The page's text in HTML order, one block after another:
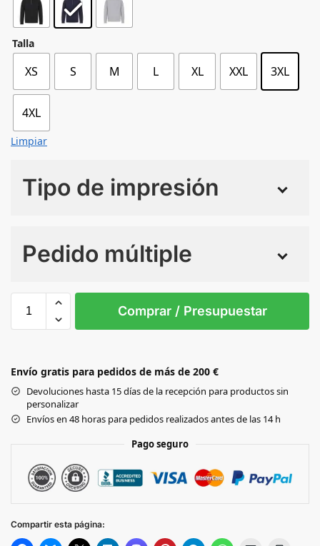
Talla
XS S M L XL XXL 3XL
4XL
Limpiar
Tipo de impresión
Pedido múltiple
Black
HEATHER
GREY
Comprar / Presupuestar
Envío gratis para pedidos de más de 200 €
Devoluciones hasta 15 días de la recepción para productos sin
personalizar
Envíos en 48 horas para pedidos realizados antes de las 14 h
Pago seguro
Compartir esta página: